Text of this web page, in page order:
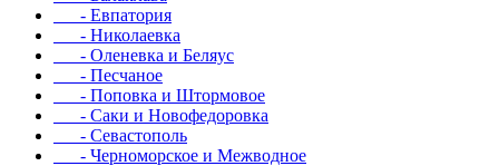
- Евпатория
- Николаевка
- Оленевка и Беляус
- Песчаное
- Поповка и Штормовое
- Саки и Новофедоровка
- Севастополь
- Черноморское и Межводное